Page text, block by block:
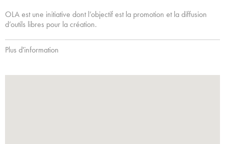
OLA est une initiative dont l’objectif est la promotion et la diffusion
d’outils libres pour la création.
Plus d'information